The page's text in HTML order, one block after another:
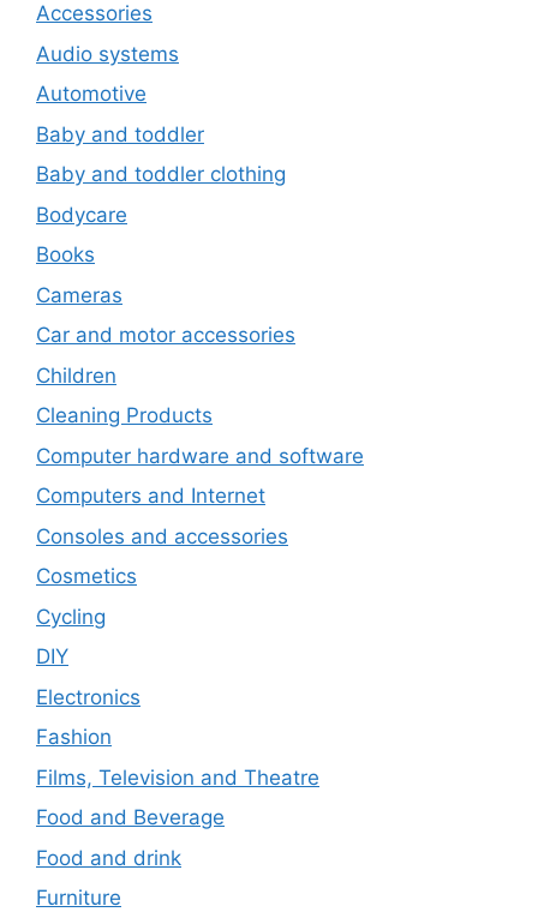
Accessories
Audio systems
Automotive
Baby and toddler
Baby and toddler clothing
Bodycare
Books
Cameras
Car and motor accessories
Children
Cleaning Products
Computer hardware and software
Computers and Internet
Consoles and accessories
Cosmetics
Cycling
DIY
Electronics
Fashion
Films, Television and Theatre
Food and Beverage
Food and drink
Furniture